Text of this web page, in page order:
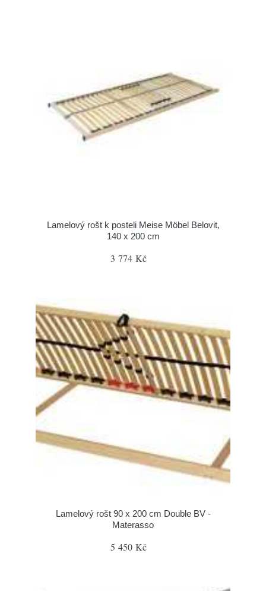
Lamelový rošt k posteli Meise Möbel Belovit,
140 x 200 cm
3 774 Kč
Lamelový rošt 90 x 200 cm Double BV -
Materasso
5 450 Kč